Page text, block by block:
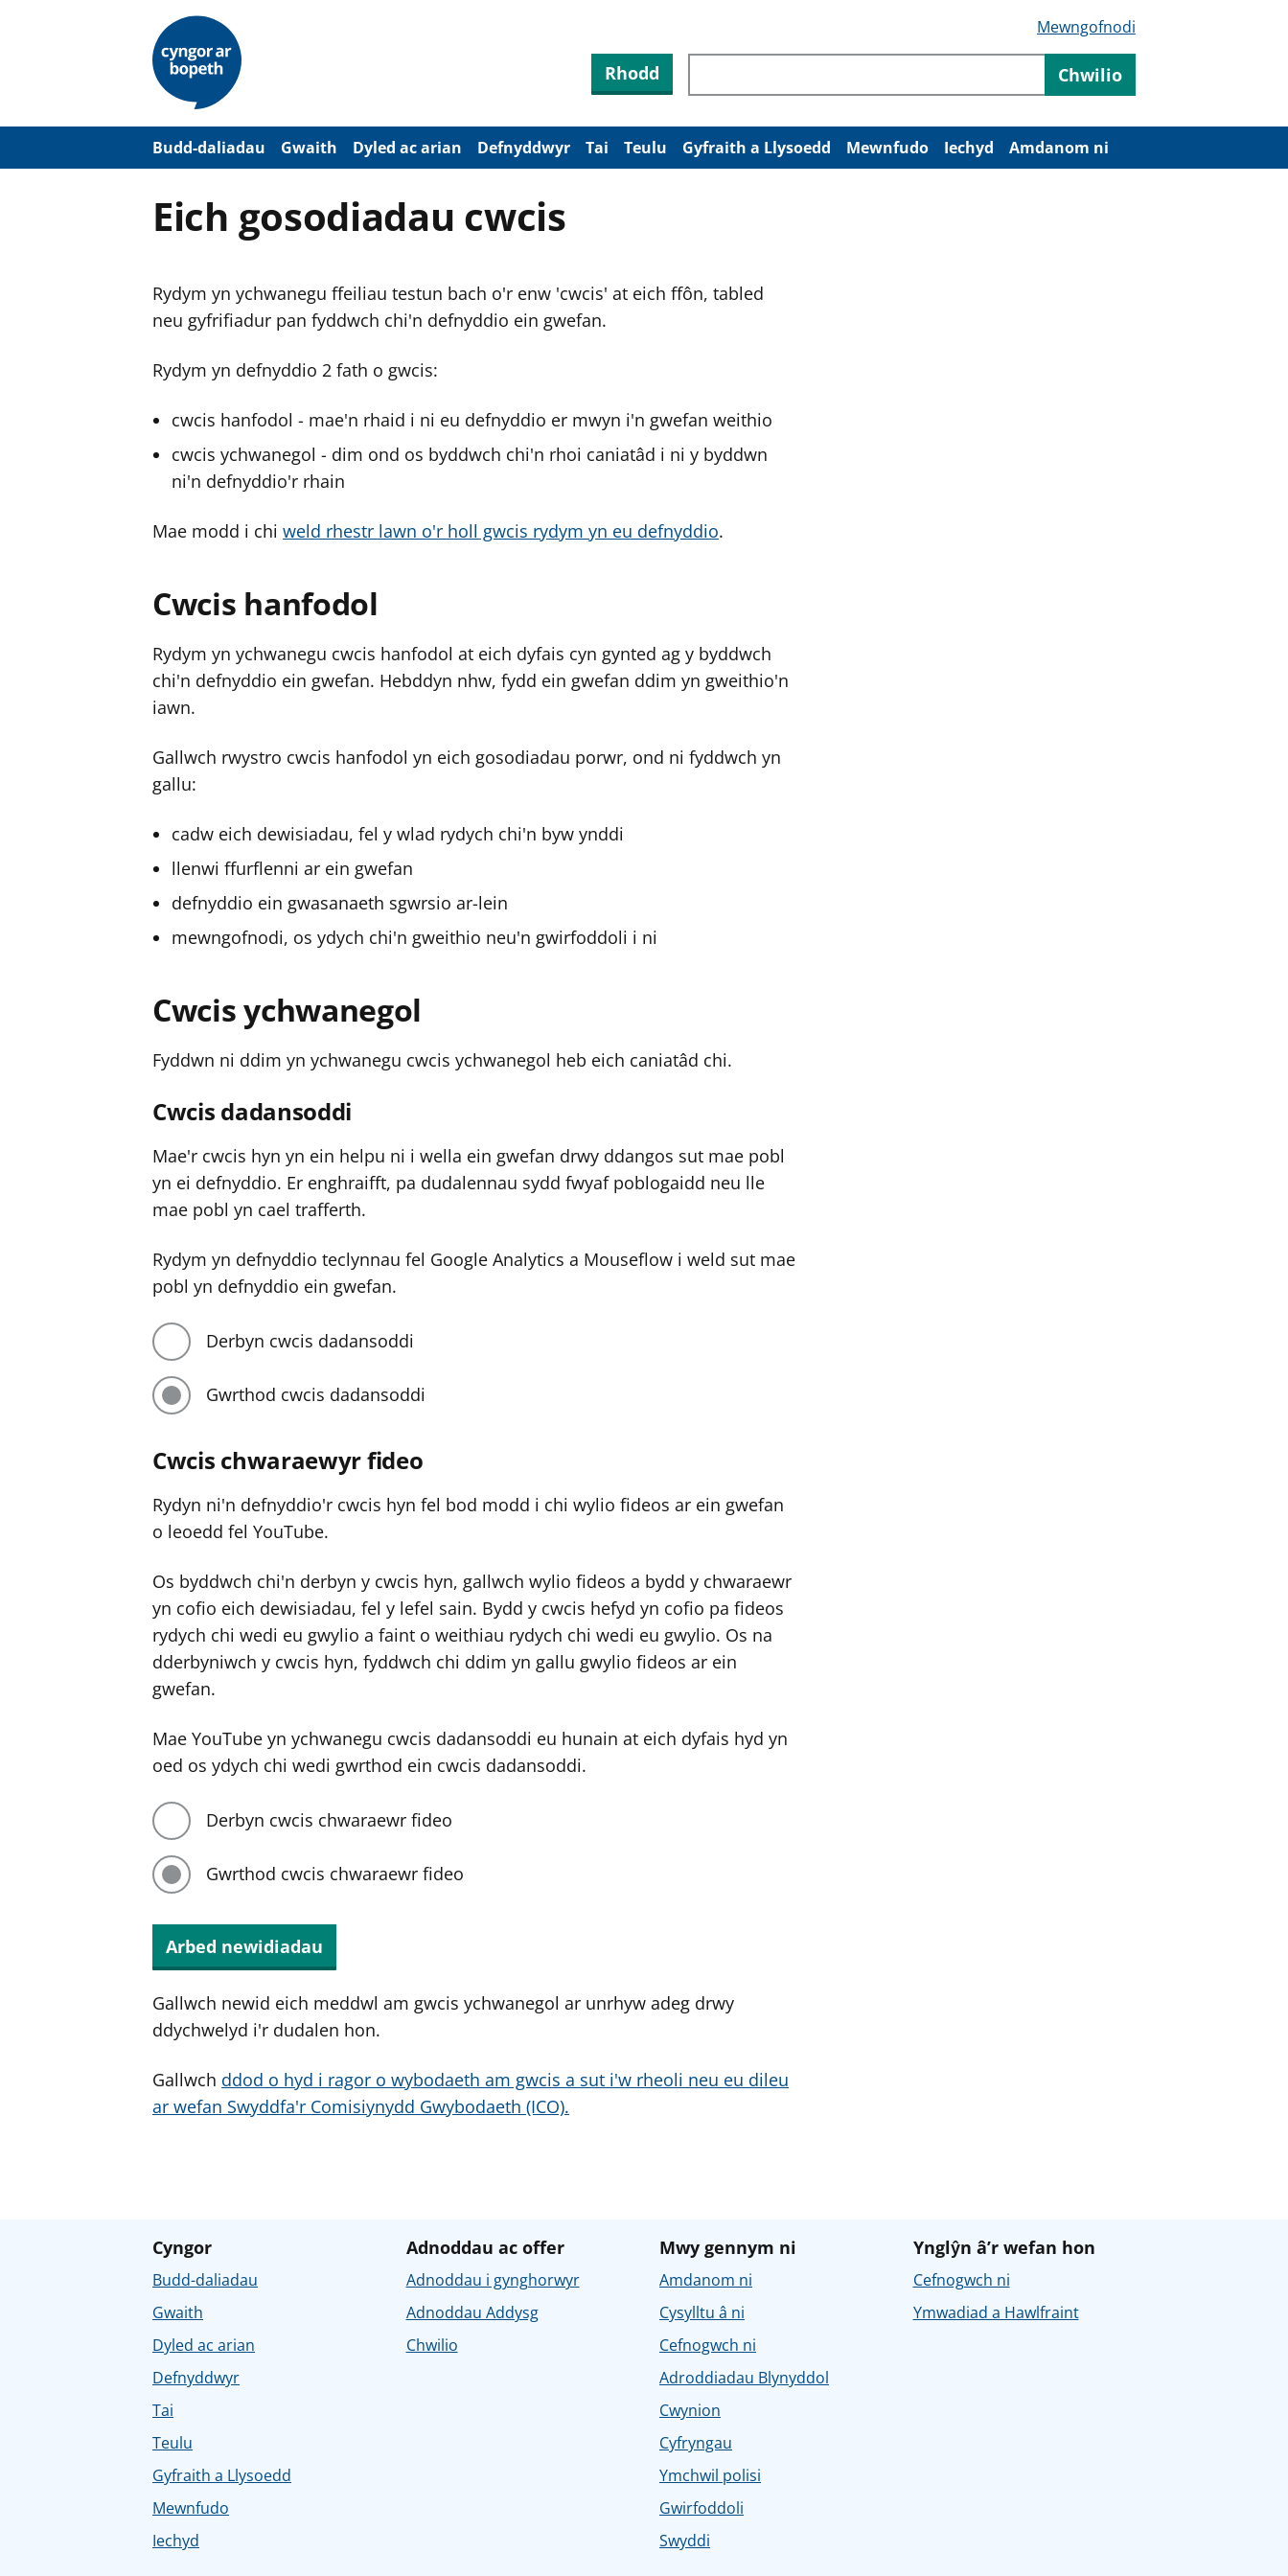
i
Mewngofnodi
Rhodd Chwilio
Budd-daliadau Gwaith Dyled ac arian Defnyddwyr Tai Teulu Gyfraith a Llysoedd Mewnfudo Iechyd Amdanom ni
Eich gosodiadau cwcis
Rydym yn ychwanegu ffeiliau testun bach o'r enw 'cwcis' at eich ffôn, tabled
neu gyfrifiadur pan fyddwch chi'n defnyddio ein gwefan.
Rydym yn defnyddio 2 fath o gwcis:
cwcis hanfodol - mae'n rhaid i ni eu defnyddio er mwyn i'n gwefan weithio
cwcis ychwanegol - dim ond os byddwch chi'n rhoi caniatâd i ni y byddwn
ni'n defnyddio'r rhain
Mae modd i chi weld rhestr lawn o'r holl gwcis rydym yn eu defnyddio.
Cwcis hanfodol
Rydym yn ychwanegu cwcis hanfodol at eich dyfais cyn gynted ag y byddwch
chi'n defnyddio ein gwefan. Hebddyn nhw, fydd ein gwefan ddim yn gweithio'n
iawn.
Gallwch rwystro cwcis hanfodol yn eich gosodiadau porwr, ond ni fyddwch yn
gallu:
cadw eich dewisiadau, fel y wlad rydych chi'n byw ynddi
llenwi ffurflenni ar ein gwefan
defnyddio ein gwasanaeth sgwrsio ar-lein
mewngofnodi, os ydych chi'n gweithio neu'n gwirfoddoli i ni
Cwcis ychwanegol
Fyddwn ni ddim yn ychwanegu cwcis ychwanegol heb eich caniatâd chi.
Cwcis dadansoddi
Mae'r cwcis hyn yn ein helpu ni i wella ein gwefan drwy ddangos sut mae pobl
yn ei defnyddio. Er enghraifft, pa dudalennau sydd fwyaf poblogaidd neu lle
mae pobl yn cael trafferth.
Rydym yn defnyddio teclynnau fel Google Analytics a Mouseflow i weld sut mae
pobl yn defnyddio ein gwefan.
Derbyn cwcis dadansoddi
Gwrthod cwcis dadansoddi
Cwcis chwaraewyr fideo
Rydyn ni'n defnyddio'r cwcis hyn fel bod modd i chi wylio fideos ar ein gwefan
o leoedd fel YouTube.
Os byddwch chi'n derbyn y cwcis hyn, gallwch wylio fideos a bydd y chwaraewr
yn cofio eich dewisiadau, fel y lefel sain. Bydd y cwcis hefyd yn cofio pa fideos
rydych chi wedi eu gwylio a faint o weithiau rydych chi wedi eu gwylio. Os na
dderbyniwch y cwcis hyn, fyddwch chi ddim yn gallu gwylio fideos ar ein
gwefan.
Mae YouTube yn ychwanegu cwcis dadansoddi eu hunain at eich dyfais hyd yn
oed os ydych chi wedi gwrthod ein cwcis dadansoddi.
Derbyn cwcis chwaraewr fideo
Gwrthod cwcis chwaraewr fideo
Arbed newidiadau
Gallwch newid eich meddwl am gwcis ychwanegol ar unrhyw adeg drwy
ddychwelyd i'r dudalen hon.
Gallwch ddod o hyd i ragor o wybodaeth am gwcis a sut i'w rheoli neu eu dileu
ar wefan Swyddfa'r Comisiynydd Gwybodaeth (ICO).
Cyngor
Budd-daliadau
Gwaith
Dyled ac arian
Defnyddwyr
Tai
Teulu
Gyfraith a Llysoedd
Mewnfudo
Iechyd
Adnoddau ac offer
Adnoddau i gynghorwyr
Adnoddau Addysg
Chwilio
Mwy gennym ni
Amdanom ni
Cysylltu â ni
Cefnogwch ni
Adroddiadau Blynyddol
Cwynion
Cyfryngau
Ymchwil polisi
Gwirfoddoli
Swyddi
Ynglŷn â’r wefan hon
Cefnogwch ni
Ymwadiad a Hawlfraint